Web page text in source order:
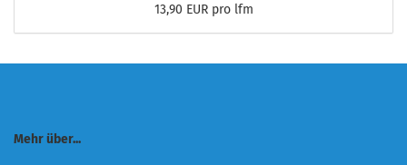
13,90 EUR pro lfm
Mehr über...